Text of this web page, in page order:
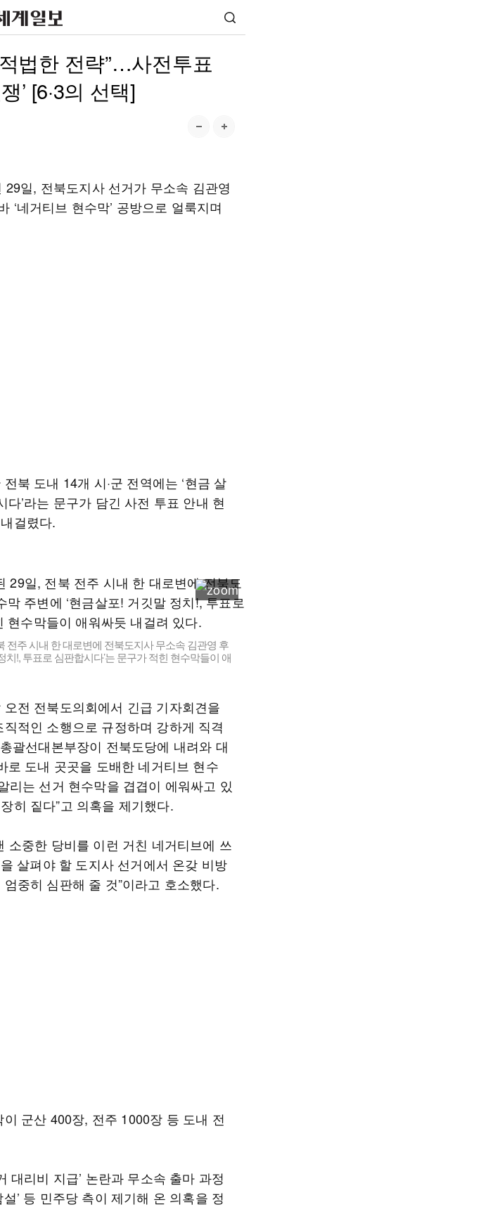
법한 전략”…사전투표
’ [6·3의 선택]
일, 전북도지사 선거가 무소속 김관영
‘네거티브 현수막’ 공방으로 얼룩지며
북 도내 14개 시·군 전역에는 ‘현금 살
’라는 문구가 담긴 사전 투표 안내 현
걸렸다.
전주 시내 한 대로변에 전북도지사 무소속 김관영 후
치!, 투표로 심판합시다’는 문구가 적힌 현수막들이 애
전 전북도의회에서 긴급 기자회견을
적인 소행으로 규정하며 강하게 직격
괄선대본부장이 전북도당에 내려와 대
로 도내 곳곳을 도배한 네거티브 현수
리는 선거 현수막을 겹겹이 에워싸고 있
히 짙다”고 의혹을 제기했다.
소중한 당비를 이런 거친 네거티브에 쓰
살펴야 할 도지사 선거에서 온갖 비방
중히 심판해 줄 것”이라고 호소했다.
군산 400장, 전주 1000장 등 도내 전
대리비 지급’ 논란과 무소속 출마 과정
’ 등 민주당 측이 제기해 온 의혹을 정